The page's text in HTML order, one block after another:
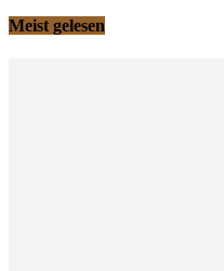
Meist gelesen